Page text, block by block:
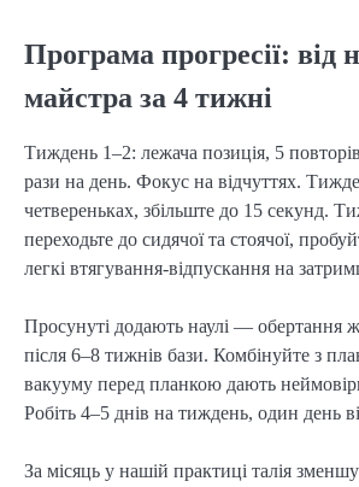
Програма прогресії: від
майстра за 4 тижні
Тиждень 1–2: лежача позиція, 5
рази на день. Фокус на відчуттях.
четвереньках, збільште до 15 секунд.
переходьте до сидячої та стоячої,
легкі втягування-відпускання на
Просунуті додають наулі — обертання
після 6–8 тижнів бази. Комбінуйте з
вакууму перед планкою дають
Робіть 4–5 днів на тиждень, один день
За місяць у нашій практиці талія